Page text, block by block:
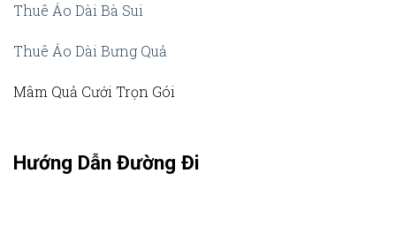
Thuê Áo Dài Bà Sui
Thuê Áo Dài Bưng Quả
Mâm Quả Cưới Trọn Gói
Hướng Dẫn Đường Đi